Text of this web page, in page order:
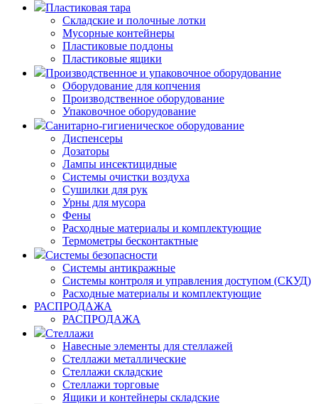
Пластиковая тара
Складские и полочные лотки
Мусорные контейнеры
Пластиковые поддоны
Пластиковые ящики
Производственное и упаковочное оборудование
Оборудование для копчения
Производственное оборудование
Упаковочное оборудование
Санитарно-гигиеническое оборудование
Диспенсеры
Дозаторы
Лампы инсектицидные
Системы очистки воздуха
Сушилки для рук
Урны для мусора
Фены
Расходные материалы и комплектующие
Термометры бесконтактные
Системы безопасности
Системы антикражные
Системы контроля и управления доступом (СКУД)
Расходные материалы и комплектующие
РАСПРОДАЖА
РАСПРОДАЖА
Стеллажи
Навесные элементы для стеллажей
Стеллажи металлические
Стеллажи складские
Стеллажи торговые
Ящики и контейнеры складские